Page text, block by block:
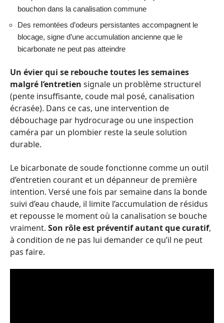
bouchon dans la canalisation commune
Des remontées d’odeurs persistantes accompagnent le
blocage, signe d’une accumulation ancienne que le
bicarbonate ne peut pas atteindre
Un évier qui se rebouche toutes les semaines
malgré l’entretien signale un problème structurel
(pente insuffisante, coude mal posé, canalisation
écrasée). Dans ce cas, une intervention de
débouchage par hydrocurage ou une inspection
caméra par un plombier reste la seule solution
durable.
Le bicarbonate de soude fonctionne comme un outil
d’entretien courant et un dépanneur de première
intention. Versé une fois par semaine dans la bonde
suivi d’eau chaude, il limite l’accumulation de résidus
et repousse le moment où la canalisation se bouche
vraiment. Son rôle est préventif autant que curatif,
à condition de ne pas lui demander ce qu’il ne peut
pas faire.